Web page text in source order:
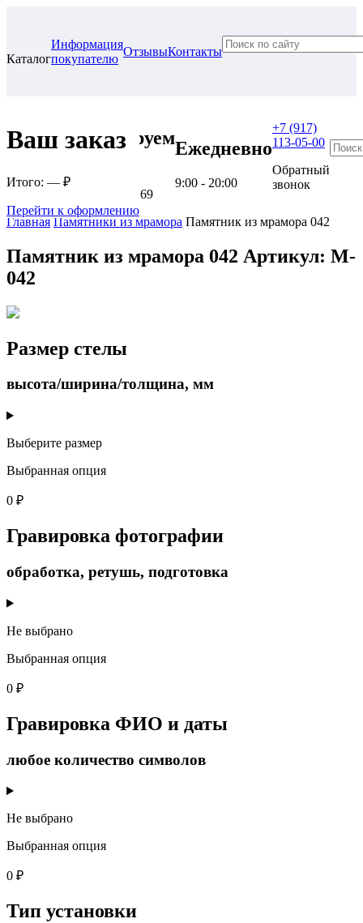
Каталог
Информация
покупателю
ОтзывыКонтакты
Ваш заказ
Итого: — ₽
Перейти к оформлению
Проконсультируем
г. Самара, ул. Гагарина, 69
Ежедневно
9:00 - 20:00
+7 (917)
113-05-00
Обратный
звонок
Главная Памятники из мрамора Памятник из мрамора 042
Памятник из мрамора 042 Артикул: M-
042
Размер стелы
высота/ширина/толщина, мм
Выберите размер
Выбранная опция
0 ₽
Гравировка фотографии
обработка, ретушь, подготовка
Не выбрано
Выбранная опция
0 ₽
Гравировка ФИО и даты
любое количество символов
Не выбрано
Выбранная опция
0 ₽
Тип установки